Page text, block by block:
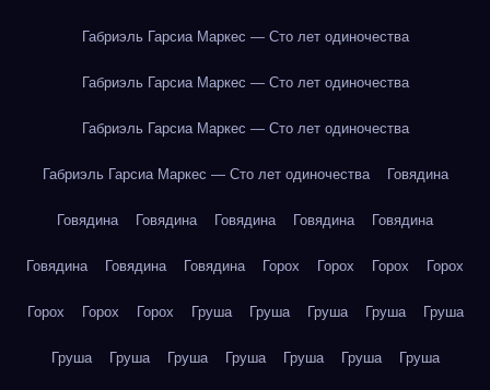
Габриэль Гарсиа Маркес — Сто лет одиночества
Габриэль Гарсиа Маркес — Сто лет одиночества
Габриэль Гарсиа Маркес — Сто лет одиночества
Габриэль Гарсиа Маркес — Сто лет одиночества Говядина
Говядина Говядина Говядина Говядина Говядина
Говядина Говядина Говядина Горох Горох Горох Горох
Горох Горох Горох Груша Груша Груша Груша Груша
Груша Груша Груша Груша Груша Груша Груша